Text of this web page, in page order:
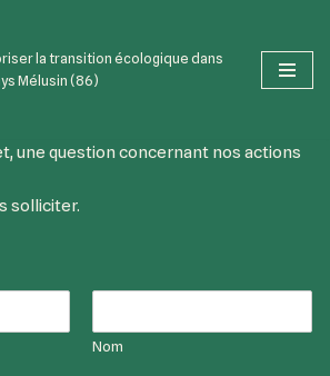
la transition écologique dans
Mélusin (86)
une question concernant nos actions
solliciter.
Nom